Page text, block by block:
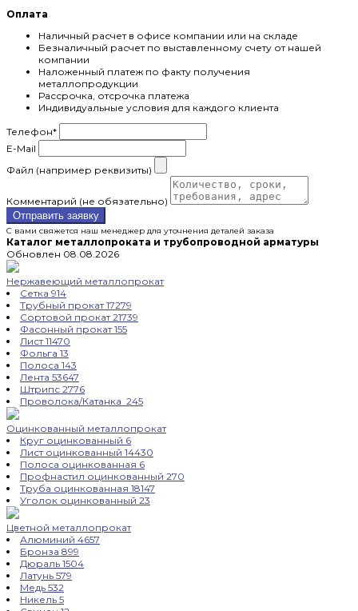
Оплата
Наличный расчет в офисе компании или на складе
Безналичный расчет по выставленному счету от нашей
компании
Наложенный платеж по факту получения
металлопродукции
Рассрочка, отсрочка платежа
Индивидуальные условия для каждого клиента
Телефон*
E-Mail
Файл (например реквизиты)
Комментарий (не обязательно)
Отправить заявку
С вами свяжется наш менеджер для уточнения деталей заказа
Каталог металлопроката и трубопроводной арматуры
Обновлен 08.08.2026
Нержавеющий металлопрокат
Сетка 914
Трубный прокат17279
Сортовой прокат21739
Фасонный прокат155
Лист11470
Фольга 13
Полоса 143
Лента 53647
Штрипс 2776
Проволока/Катанка 245
Оцинкованный металлопрокат
Круг оцинкованный 6
Лист оцинкованный 14430
Полоса оцинкованная 6
Профнастил оцинкованный 270
Труба оцинкованная 18147
Уголок оцинкованный 23
Цветной металлопрокат
Алюминий 4657
Бронза 899
Дюраль 1504
Латунь 579
Медь 532
Никель 5